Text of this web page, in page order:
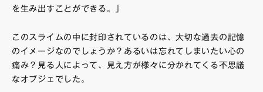
を生み出すことができる。」
このスライムの中に封印されているのは、大切な過去の記憶
のイメージなのでしょうか？あるいは忘れてしまいたい心の
痛み？見る人によって、見え方が様々に分かれてくる不思議
なオブジェでした。